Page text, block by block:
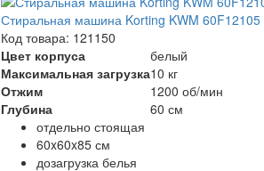
Стиральная машина Korting KWM 60F12105
Код товара: 121150
Цвет корпуса
белый
Максимальная загрузка10 кг
Отжим
1200 об/мин
Глубина
60 см
отдельно стоящая
60x60x85 см
дозагрузка белья